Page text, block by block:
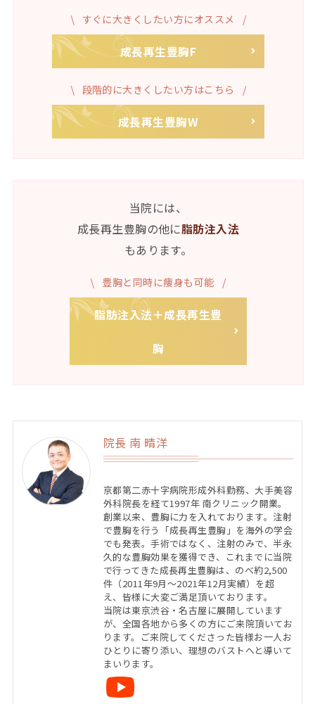
すぐに大きくしたい方にオススメ
成長再生豊胸F
段階的に大きくしたい方はこちら
成長再生豊胸W
当院には、
成長再生豊胸の他に脂肪注入法
もあります。
豊胸と同時に痩身も可能
脂肪注入法＋成長再生豊
胸
院長 南 晴洋
京都第二赤十字病院形成外科勤務、大手美容
外科院長を経て1997年 南クリニック開業。
創業以来、豊胸に力を入れております。注射
で豊胸を行う「成長再生豊胸」を海外の学会
でも発表。手術ではなく、注射のみで、半永
久的な豊胸効果を獲得でき、これまでに当院
で行ってきた成長再生豊胸は、のべ約2,500
件（2011年9月〜2021年12月実績）を超
え、皆様に大変ご満足頂いております。
当院は東京渋谷・名古屋に展開しています
が、全国各地から多くの方にご来院頂いてお
ります。ご来院してくださった皆様お一人お
ひとりに寄り添い、理想のバストへと導いて
まいります。